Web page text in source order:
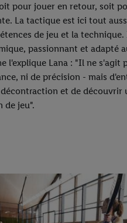
pour jouer en retour, soit
La tactique est ici tout
de jeu et la
passionnant et adapté
l'explique Lana : "Il ne s'agit
ni de précision - mais
et de découvrir
de jeu".